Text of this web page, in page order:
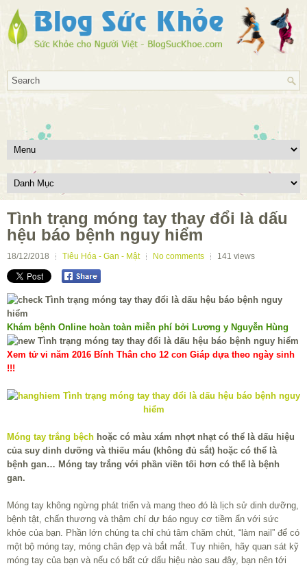
Tình trạng móng tay thay đổi là dấu
hệu báo bệnh nguy hiểm
18/12/2018 Tiêu Hóa - Gan - Mật No comments 141 views
Khám bệnh Online hoàn toàn miễn phí bởi Lương y Nguyễn Hùng
Xem tử vi năm 2016 Bính Thân cho 12 con Giáp dựa theo ngày sinh
!!!
Móng tay trắng bệch hoặc có màu xám nhợt nhạt có thể là dấu hiệu
của suy dinh dưỡng và thiếu máu (không đủ sắt) hoặc có thể là
bệnh gan… Móng tay trắng với phần viền tối hơn có thể là bệnh
gan.
Móng tay không ngừng phát triển và mang theo đó là lịch sử dinh dưỡng,
bệnh tật, chấn thương và thậm chí dự báo nguy cơ tiềm ẩn với sức
khỏe của bạn. Phần lớn chúng ta chỉ chú tâm chăm chút, “làm nail” để có
một bộ móng tay, móng chân đẹp và bắt mắt. Tuy nhiên, hãy quan sát kỹ
móng tay của bạn và nếu có bất cứ dấu hiệu nào sau đây, bạn nên tới